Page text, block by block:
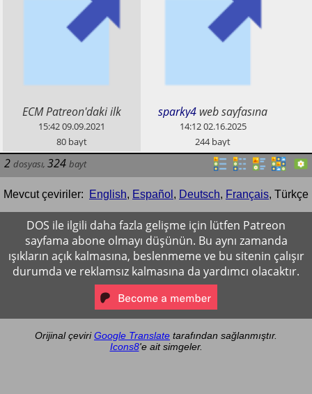
​ECM Patreon'daki ilk
destekçim :-)
15:4209.09.2021
80 bayt
sparky4 web sayfasına
bağlantı.
14:1202.16.2025
244 bayt
2 dosyası, 324 bayt
Mevcut çeviriler: English, Español , Deutsch, Français, Türkçe
DOS ile ilgili daha fazla gelişme için lütfen Patreon
sayfama abone olmayı düşünün. Bu aynı zamanda
ışıkların açık kalmasına, beslenmeme ve bu sitenin çalışır
durumda ve reklamsız kalmasına da yardımcı olacaktır.
Orijinal çeviriGoogle Translate tarafından sağlanmıştır.
Icons8'e ait simgeler.